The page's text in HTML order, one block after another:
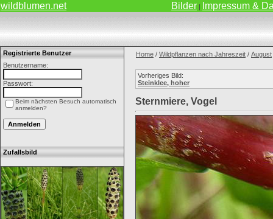
wildblumen.net Bilder | Impressum &
Registrierte Benutzer
Benutzername:
Passwort:
Beim nächsten Besuch automatisch
anmelden?
Zufallsbild
Home / Wildpflanzen nach Jahreszeit / August
Vorheriges Bild:
Steinklee, hoher
Sternmiere, Vogel